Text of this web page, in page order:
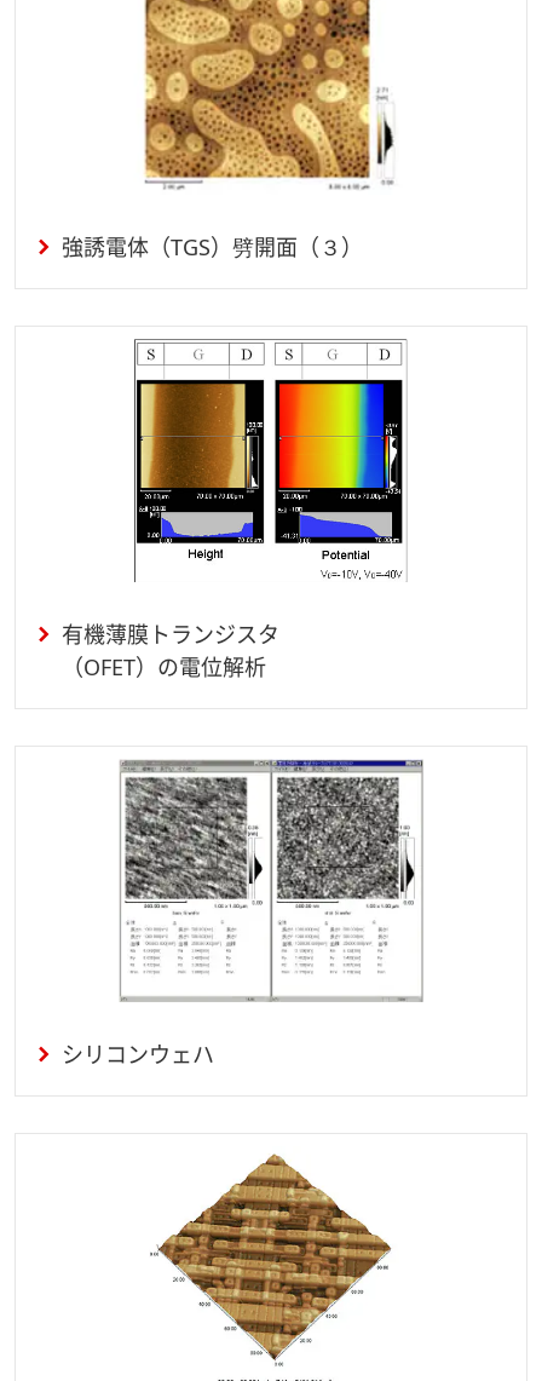
強誘電体（TGS）劈開面（３）
有機薄膜トランジスタ
（OFET）の電位解析
シリコンウェハ